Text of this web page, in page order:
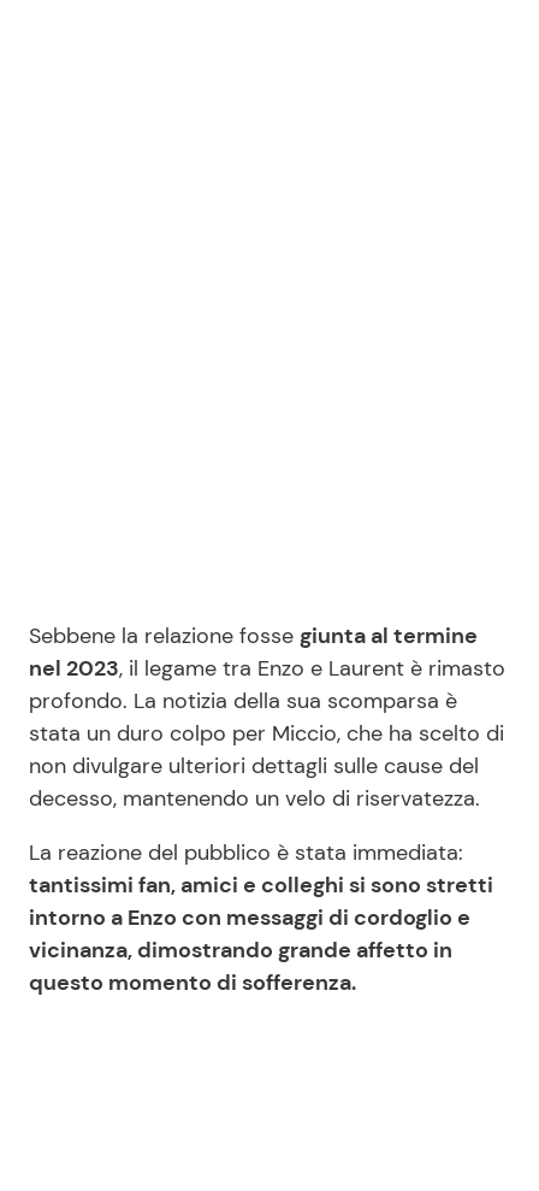
Sebbene la relazione fosse giunta al termine
nel 2023, il legame tra Enzo e Laurent è rimasto
profondo. La notizia della sua scomparsa è
stata un duro colpo per Miccio, che ha scelto di
non divulgare ulteriori dettagli sulle cause del
decesso, mantenendo un velo di riservatezza.
La reazione del pubblico è stata immediata:
tantissimi fan, amici e colleghi si sono stretti
intorno a Enzo con messaggi di cordoglio e
vicinanza, dimostrando grande affetto in
questo momento di sofferenza.